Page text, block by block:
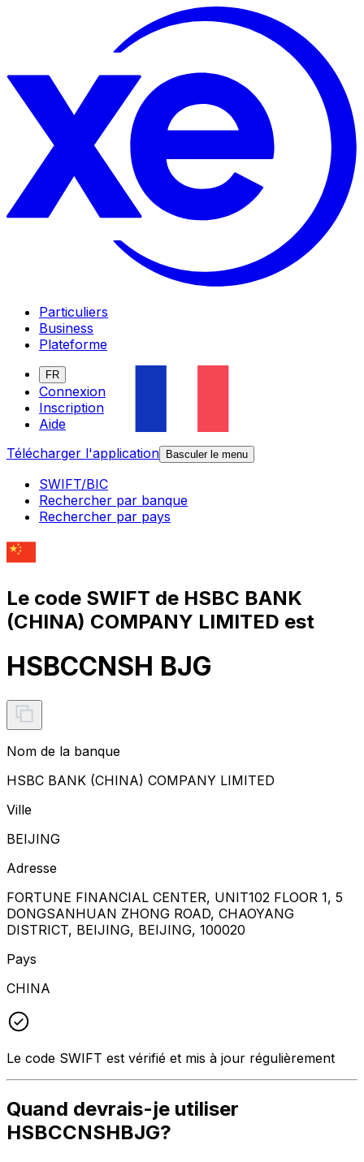
Particuliers
Business
Plateforme
FR
Connexion
Inscription
Aide
Télécharger l'application
Basculer le menu
SWIFT/BIC
Rechercher par banque
Rechercher par pays
Le code SWIFT de HSBC BANK
(CHINA) COMPANY LIMITED est
HSBCCNSH BJG
Nom de la banque
HSBC BANK (CHINA) COMPANY LIMITED
Ville
BEIJING
Adresse
FORTUNE FINANCIAL CENTER, UNIT102 FLOOR 1, 5
DONGSANHUAN ZHONG ROAD, CHAOYANG
DISTRICT, BEIJING, BEIJING, 100020
Pays
CHINA
Le code SWIFT est vérifié et mis à jour régulièrement
Quand devrais-je utiliser
HSBCCNSHBJG?